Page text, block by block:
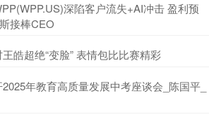
深陷客户流失+AI冲击 盈利预
接棒CEO
皓超绝“变脸” 表情包比比赛精彩
年教育高质量发展中考座谈会_陈国平_